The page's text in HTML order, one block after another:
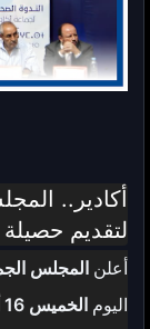
أكادير..
لتقديم حصيلة
أعلن المجلس
اليوم الخميس 16 أكتوبر 2025